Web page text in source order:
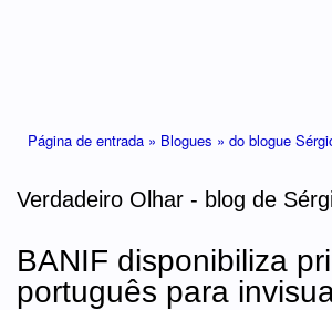
Página de entrada » Blogues » do blogue
Verdadeiro Olhar - blog de
BANIF disponibiliza
português para